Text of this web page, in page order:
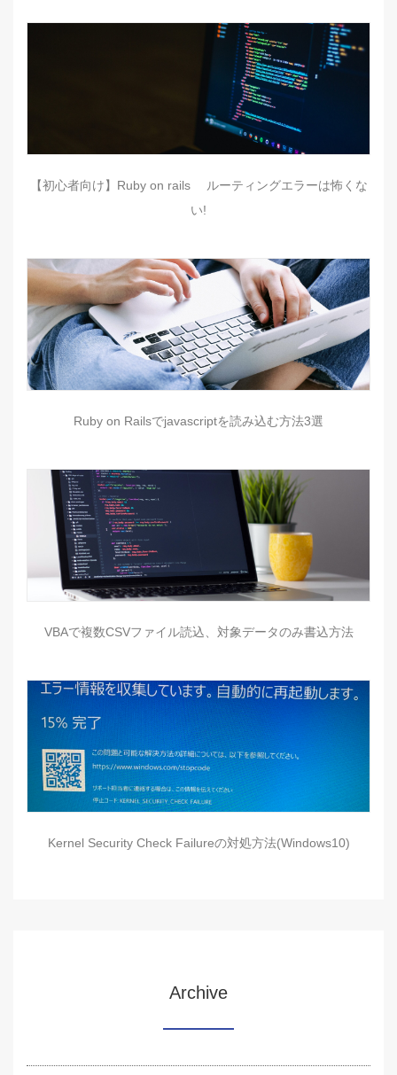
【初心者向け】Ruby on rails ルーティングエラーは怖くな
い!
Ruby on Railsでjavascriptを読み込む方法3選
VBAで複数CSVファイル読込、対象データのみ書込方法
Kernel Security Check Failureの対処方法(Windows10)
Archive